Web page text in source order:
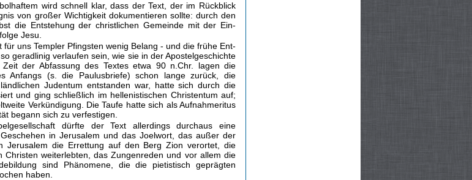
wird schnell klar, dass der Text, der im Rückblick
von großer Wichtigkeit dokumentieren sollte: durch den
die Entstehung der christlichen Gemeinde mit der Ein­
Jesu.
für uns Templer Pfingsten wenig Belang - und die frühe Ent­
geradlinig verlaufen sein, wie sie in der Apostelgeschichte
der Abfassung des Textes etwa 90 n.Chr. lagen die
Anfangs (s. die Paulusbriefe) schon lange zurück, die
Judentum entstanden war, hatte sich durch die
und ging schließlich im hellenistischen Christentum auf;
Verkündigung. Die Taufe hatte sich als Aufnahmeritus
begann sich zu verfestigen.
dürfte der Text allerdings durchaus eine
in Jerusalem und das Joelwort, das außer der
Jerusalem die Errettung auf den Berg Zion verortet, die
Christen weiterlebten, das Zungenreden und vor allem die
sind Phänomene, die die pietistisch geprägten
haben.